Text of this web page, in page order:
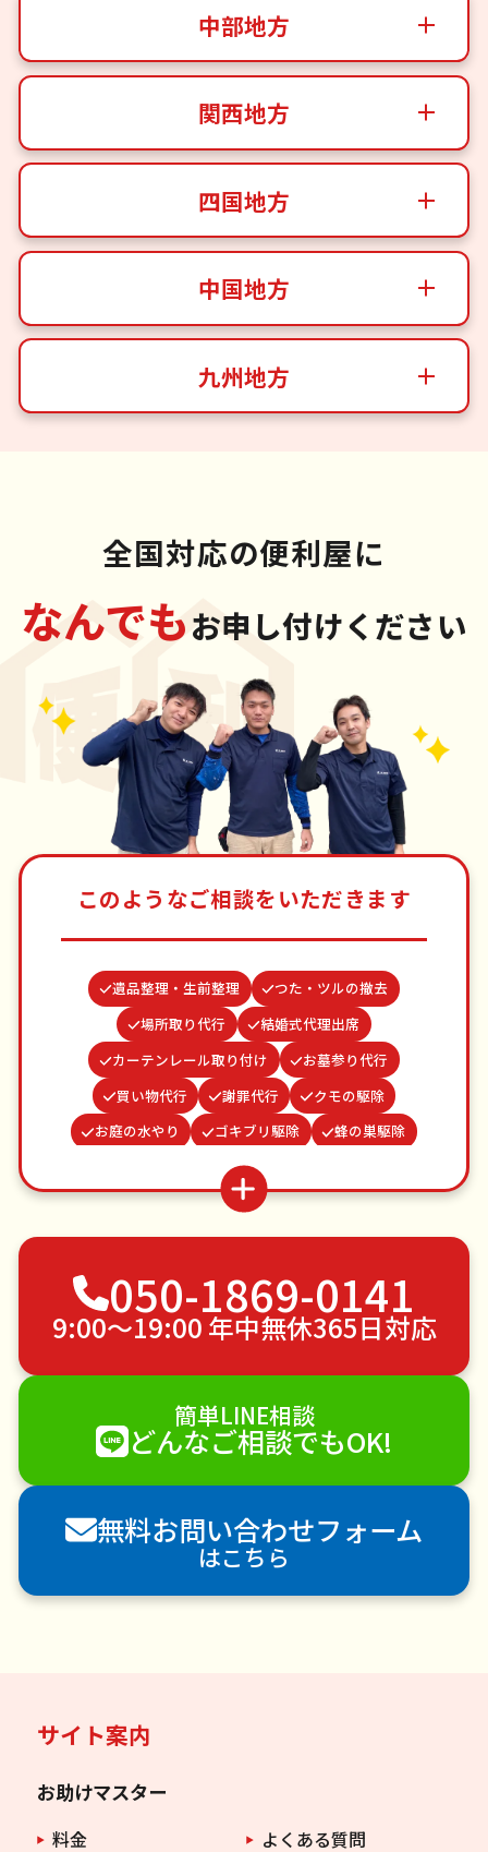
中部地方
関西地方
四国地方
中国地方
九州地方
全国対応の便利屋に
なんでもお申し付けください
このようなご相談をいただきます
遺品整理・生前整理
つた・ツルの撤去
場所取り代行
結婚式代理出席
カーテンレール取り付け
お墓参り代行
買い物代行
謝罪代行
クモの駆除
お庭の水やり
ゴキブリ駆除
蜂の巣駆除
並び代行
ベランダ掃除
家具組立
網戸張替え
雨どい修理・掃除
物置解体
水道パッキン交換
不用品回収
家具の移動
引っ越し
植木の剪定
手すり取り付け
ペットのお世話
エアコンクリーニング
DIY・日曜大工
ハウスクリーニング
雪かき・雪下ろし
襖（ふすま）の張替え
空き家管理
各種代行
害獣駆除
防草シート施工
ナメクジ駆除
害虫駆除
050-1869-0141
9:00〜19:00 年中無休365日対応
簡単LINE相談
どんなご相談でもOK!
無料お問い合わせフォーム
はこちら
サイト案内
お助けマスター
料金
よくある質問